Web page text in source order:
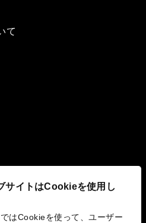
サイトはCookieを使用し
はCookieを使って、ユーザー
て
み